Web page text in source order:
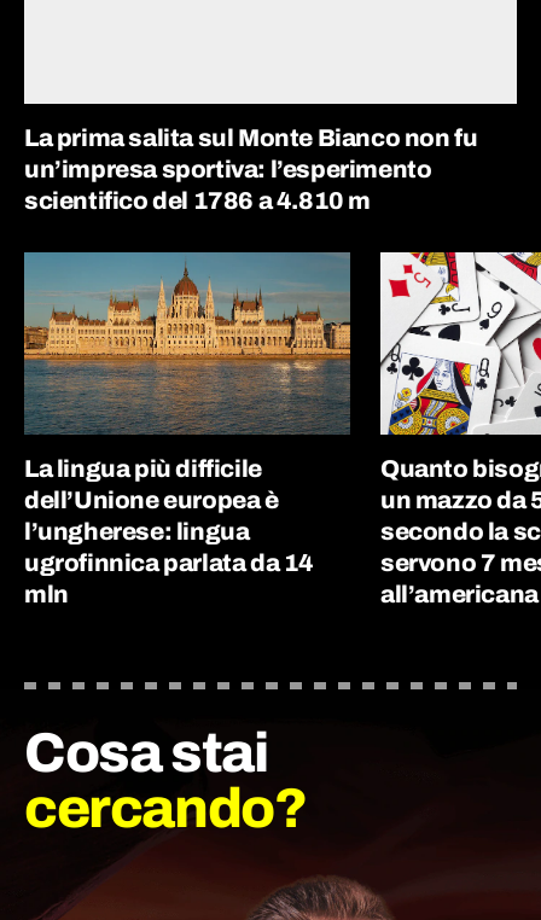
La prima salita sul Monte Bianco non fu
un’impresa sportiva: l’esperimento
scientifico del 1786 a 4.810 m
La lingua più difficile
dell’Unione europea è
l’ungherese: lingua
ugrofinnica parlata da 14
mln
Quanto
un mazzo da
secondo la
servono 7
all’americana
Cosa stai
cercando?